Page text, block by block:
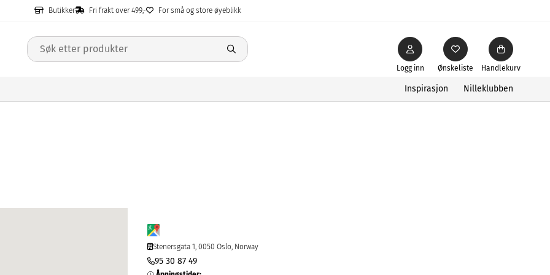
Butikker Fri frakt over 499,- For små og store øyeblikk
Ønskeliste
Logg inn Handlekurv
Inspirasjon Nilleklubben
Stenersgata 1, 0050 Oslo, Norway
95 30 87 49